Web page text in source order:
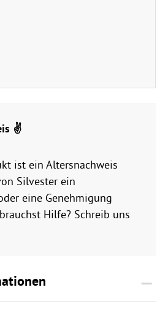
✌️
ist ein Altersnachweis
Silvester ein
eine Genehmigung
Hilfe? Schreib uns